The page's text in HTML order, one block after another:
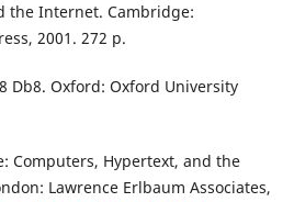
the Internet. Cambridge:
2001. 272 p.
Db8. Oxford: Oxford University
Computers, Hypertext, and the
Lawrence Erlbaum Associates,